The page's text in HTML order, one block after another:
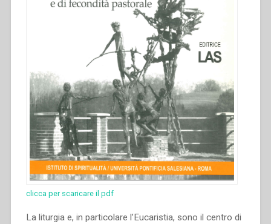
clicca per scaricare il pdf
La liturgia e, in particolare l’Eucaristia, sono il centro di